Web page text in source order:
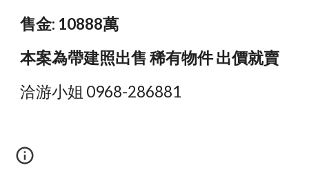
售金: 10888萬
本案為帶建照出售 稀有物件 出價就賣
洽游小姐 0968-286881